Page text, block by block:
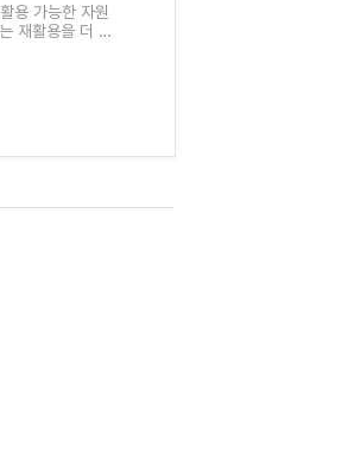
용 가능한 자원
재활용을 더 쉽